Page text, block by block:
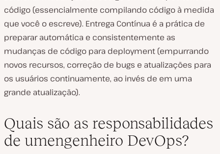
código (essencialmente compilando código à medida
que você o escreve). Entrega Contínua é a prática de
preparar automática e consistentemente as
mudanças de código para deployment (empurrando
novos recursos, correção de bugs e atualizações para
os usuários continuamente, ao invés de em uma
grande atualização).
Quais são as responsabilidades
de umengenheiro DevOps?